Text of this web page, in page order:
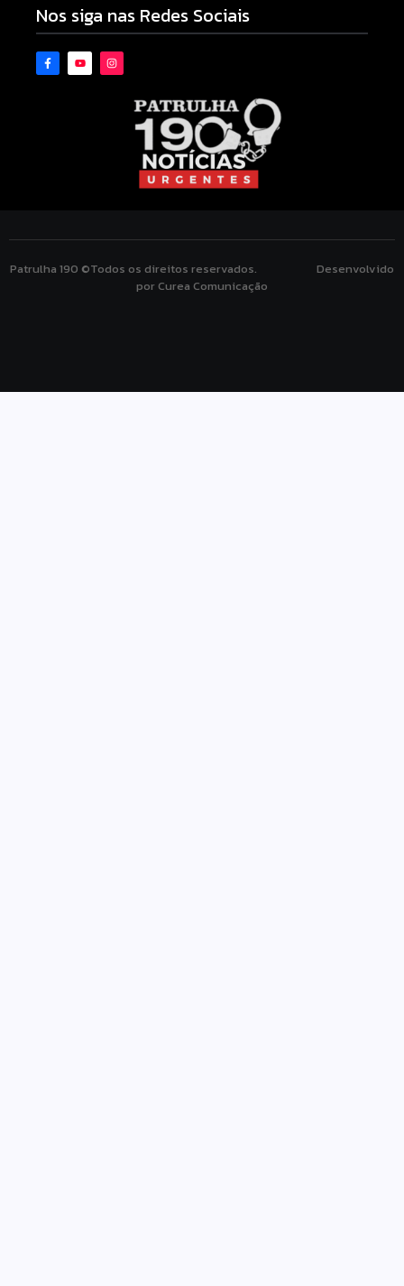
Nos siga nas Redes Sociais
Patrulha 190 ©Todos os direitos reservados. Desenvolvido
por Curea Comunicação